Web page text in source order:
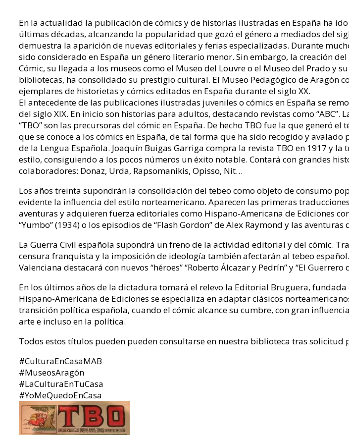
En la actualidad la publicación de cómics y de historias ilustradas en España ha
últimas décadas, alcanzando la popularidad que gozó el género a mediados del
demuestra la aparición de nuevas editoriales y ferias especializadas. Durante
sido considerado en España un género literario menor. Sin embargo, la creación
Cómic, su llegada a los museos como el Museo del Louvre o el Museo del Prado y
bibliotecas, ha consolidado su prestigio cultural. El Museo Pedagógico de Aragón
ejemplares de historietas y cómics editados en España durante el siglo XX.
El antecedente de las publicaciones ilustradas juveniles o cómics en España se
del siglo XIX. En inicio son historias para adultos, destacando revistas como “ABC”.
“TBO” son las precursoras del cómic en España. De hecho TBO fue la que generó el
que se conoce a los cómics en España, de tal forma que ha sido recogido y avalado
de la Lengua Española. Joaquín Buigas Garriga compra la revista TBO en 1917 y la
estilo, consiguiendo a los pocos números un éxito notable. Contará con grandes
colaboradores: Donaz, Urda, Rapsomanikis, Opisso, Nit…
Los años treinta supondrán la consolidación del tebeo como objeto de consumo
evidente la influencia del estilo norteamericano. Aparecen las primeras
aventuras y adquieren fuerza editoriales como Hispano-Americana de Ediciones
“Yumbo” (1934) o los episodios de “Flash Gordon” de Alex Raymond y las aventuras
La Guerra Civil española supondrá un freno de la actividad editorial y del cómic.
censura franquista y la imposición de ideología también afectarán al tebeo
Valenciana destacará con nuevos “héroes” “Roberto Álcazar y Pedrín” y “El Guerrero
En los últimos años de la dictadura tomará el relevo la Editorial Bruguera,
Hispano-Americana de Ediciones se especializa en adaptar clásicos
transición política española, cuando el cómic alcance su cumbre, con gran
arte e incluso en la política.
Todos estos títulos pueden pueden consultarse en nuestra biblioteca tras solicitud
#CulturaEnCasaMAB
#MuseosAragón
#LaCulturaEnTuCasa
#YoMeQuedoEnCasa